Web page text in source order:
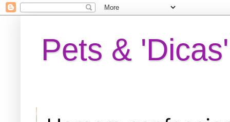
Pets & 'Dicas'